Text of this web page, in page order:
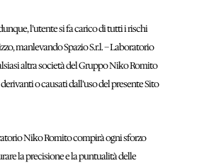
l’utente si fa carico di tutti i rischi
manlevando Spazio S.r.l. – Laboratorio
altra società del Gruppo Niko Romito
o causati dall’uso del presente Sito
Niko Romito compirà ogni sforzo
la precisione e la puntualità delle